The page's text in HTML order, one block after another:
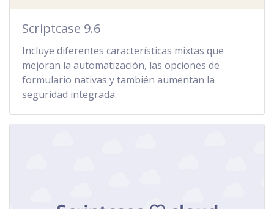
Scriptcase 9.6
Incluye diferentes características mixtas que
mejoran la automatización, las opciones de
formulario nativas y también aumentan la
seguridad integrada.